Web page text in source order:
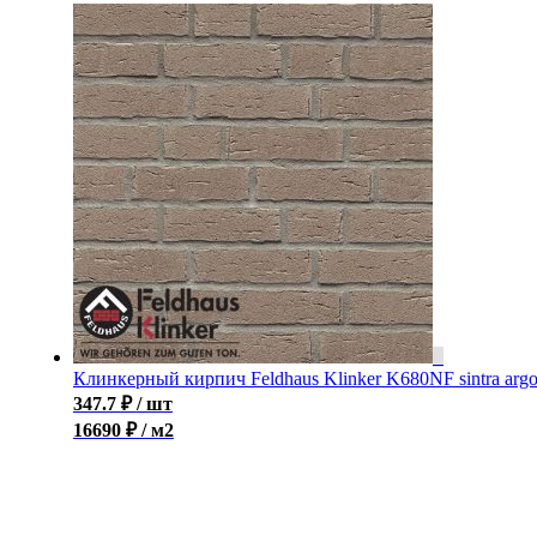
Клинкерный кирпич Feldhaus Klinker K680NF sintra argo
347.7 ₽ / шт
16690 ₽ / м2